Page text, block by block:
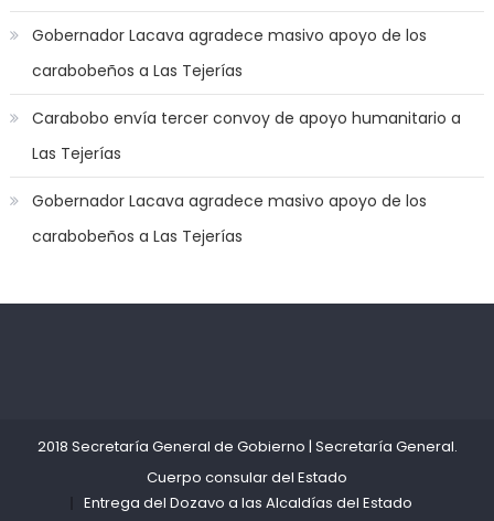
jerk
off
game
with
you
nana
nakamura
gets
needs,
Gobernador Lacava agradece masivo apoyo de los
carabobeños a Las Tejerías
Carabobo envía tercer convoy de apoyo humanitario a
Las Tejerías
Gobernador Lacava agradece masivo apoyo de los
carabobeños a Las Tejerías
Escort
siteler2018 Secretaría General de Gobierno | Secretaría General.
Cuerpo consular del Estado
Entrega del Dozavo a las Alcaldías del Estado